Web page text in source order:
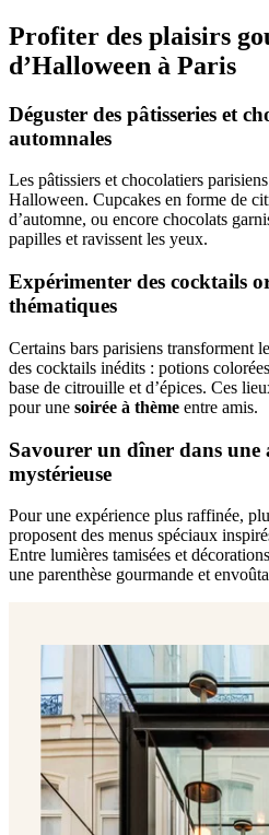
Profiter des plaisirs
d’Halloween à Paris
Déguster des pâtisseries et
automnales
Les pâtissiers et chocolatiers
Halloween. Cupcakes en forme de
d’automne, ou encore chocolats
papilles et ravissent les yeux.
Expérimenter des cocktails
thématiques
Certains bars parisiens transforment
des cocktails inédits : potions
base de citrouille et d’épices. Ces
pour une soirée à thème entre amis.
Savourer un dîner dans une
mystérieuse
Pour une expérience plus raffinée,
proposent des menus spéciaux
Entre lumières tamisées et
une parenthèse gourmande et